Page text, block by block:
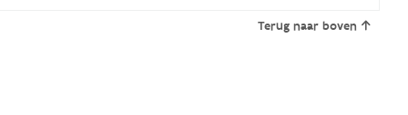
Terug naar boven